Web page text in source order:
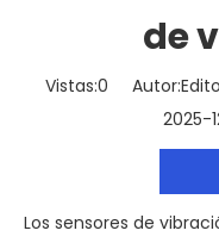
de
Vistas:0
Los sensores de